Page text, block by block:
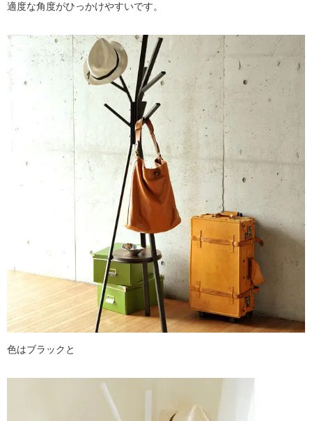
適度な角度がひっかけやすいです。
色はブラックと